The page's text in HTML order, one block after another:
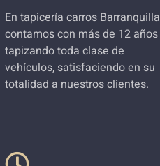
En tapicería carros Barranquilla
contamos con más de 12 años
tapizando toda clase de
vehículos, satisfaciendo en su
totalidad a nuestros clientes.